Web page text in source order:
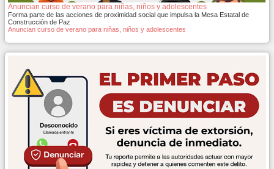
Anuncian curso de verano para niñas, niños y adolescentes
Forma parte de las acciones de proximidad social que impulsa la Mesa Estatal de
Construcción de Paz
Anuncian curso de verano para niñas, niños y adolescentes